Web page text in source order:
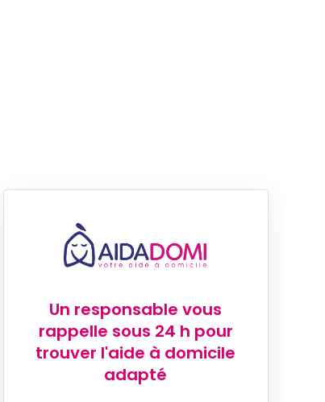
Un responsable vous
rappelle sous 24 h pour
trouver l'aide à domicile
adapté